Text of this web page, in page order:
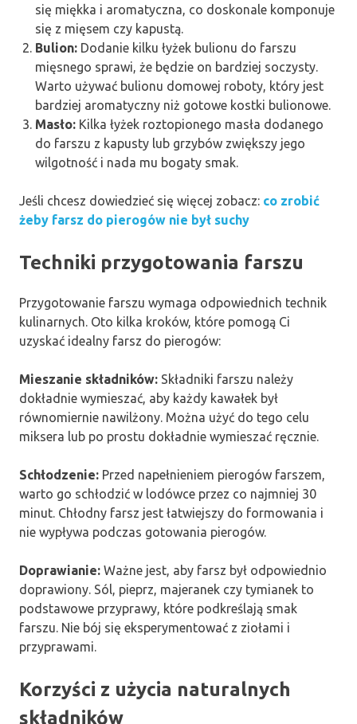
się miękka i aromatyczna, co doskonale komponuje
się z mięsem czy kapustą.
Bulion: Dodanie kilku łyżek bulionu do farszu
mięsnego sprawi, że będzie on bardziej soczysty.
Warto używać bulionu domowej roboty, który jest
bardziej aromatyczny niż gotowe kostki bulionowe.
Masło: Kilka łyżek roztopionego masła dodanego
do farszu z kapusty lub grzybów zwiększy jego
wilgotność i nada mu bogaty smak.
Jeśli chcesz dowiedzieć się więcej zobacz: co zrobić
żeby farsz do pierogów nie był suchy
Techniki przygotowania farszu
Przygotowanie farszu wymaga odpowiednich technik
kulinarnych. Oto kilka kroków, które pomogą Ci
uzyskać idealny farsz do pierogów:
Mieszanie składników: Składniki farszu należy
dokładnie wymieszać, aby każdy kawałek był
równomiernie nawilżony. Można użyć do tego celu
miksera lub po prostu dokładnie wymieszać ręcznie.
Schłodzenie: Przed napełnieniem pierogów farszem,
warto go schłodzić w lodówce przez co najmniej 30
minut. Chłodny farsz jest łatwiejszy do formowania i
nie wypływa podczas gotowania pierogów.
Doprawianie: Ważne jest, aby farsz był odpowiednio
doprawiony. Sól, pieprz, majeranek czy tymianek to
podstawowe przyprawy, które podkreślają smak
farszu. Nie bój się eksperymentować z ziołami i
przyprawami.
Korzyści z użycia naturalnych
składników